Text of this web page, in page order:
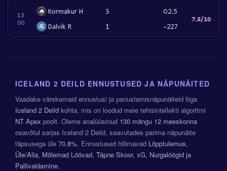
13
00
Kormakur H
Dalvik R
3
1
O2.5
-227
7.5/10
ICELAND 2 DEILD ENNUSTUSED JA NÄPUNÄITED
Vaadake värskemaid ennustusi ja panustamisnäpunäiteid liiga
Iceland 2 Deild kohta, mis on loodud meie tehisintellekti algoritmi
NT Apex poolt. Oleme analüüsinud 130 mängu 12 meeskonna
osavõtul sarjas Iceland 2 Deild, saavutades parima näpunäite
täpsusega üle 70.8%. Ennustused hõlmavad Lõpptulemus,
Üle/Alla, Mõlemad Löövad, Täpne Skoor, xG, Nurgalöögid ja
Pallivaldamine.